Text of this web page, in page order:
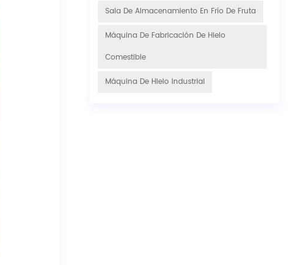
Sala De Almacenamiento En Frío De Fruta
Máquina De Fabricación De Hielo
Comestible
Máquina De Hielo Industrial